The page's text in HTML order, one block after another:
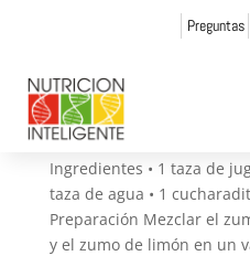
Preguntas
Licuados: concentrado
porWeb Admin NI
ARÁNDANOS Jugo con
Ingredientes • 1 taza de
taza de agua • 1
Preparación Mezclar el
y el zumo de limón en un